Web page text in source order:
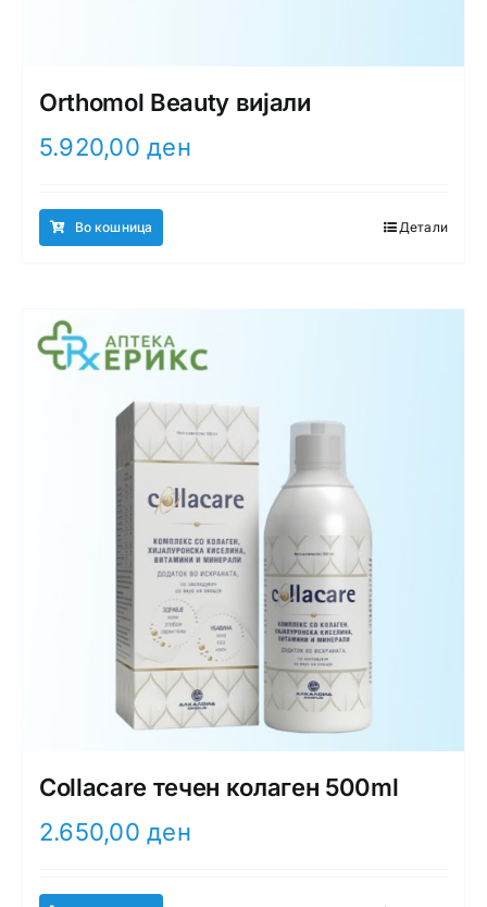
Orthomol Beauty вијали
5.920,00ден
Во кошница Детали
Collacare течен колаген 500ml
2.650,00ден